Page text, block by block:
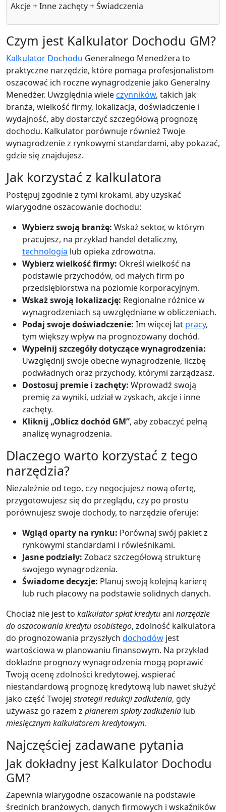
Akcje + Inne zachęty + Świadczenia
Czym jest Kalkulator Dochodu GM?
Kalkulator Dochodu Generalnego Menedżera to
praktyczne narzędzie, które pomaga profesjonalistom
oszacować ich roczne wynagrodzenie jako Generalny
Menedżer. Uwzględnia wieleczynników, takich jak
branża, wielkość firmy, lokalizacja, doświadczenie i
wydajność, aby dostarczyć szczegółową prognozę
dochodu. Kalkulator porównuje również Twoje
wynagrodzenie z rynkowymi standardami, aby pokazać,
gdzie się znajdujesz.
Jak korzystać z kalkulatora
Postępuj zgodnie z tymi krokami, aby uzyskać
wiarygodne oszacowanie dochodu:
Wybierz swoją branżę: Wskaż sektor, w którym
pracujesz, na przykład handel detaliczny,
technologia lub opieka zdrowotna.
Wybierz wielkość firmy: Określ wielkość na
podstawie przychodów, od małych firm po
przedsiębiorstwa na poziomie korporacyjnym.
Wskaż swoją lokalizację: Regionalne różnice w
wynagrodzeniach są uwzględniane w obliczeniach.
Podaj swoje doświadczenie: Im więcej lat pracy,
tym większy wpływ na prognozowany dochód.
Wypełnij szczegóły dotyczące wynagrodzenia:
Uwzględnij swoje obecne wynagrodzenie, liczbę
podwładnych oraz przychody, którymi zarządzasz.
Dostosuj premie i zachęty: Wprowadź swoją
premię za wyniki, udział w zyskach, akcje i inne
zachęty.
Kliknij „Oblicz dochód GM”, aby zobaczyć pełną
analizę wynagrodzenia.
Dlaczego warto korzystać z tego
narzędzia?
Niezależnie od tego, czy negocjujesz nową ofertę,
przygotowujesz się do przeglądu, czy po prostu
porównujesz swoje dochody, to narzędzie oferuje:
Wgląd oparty na rynku: Porównaj swój pakiet z
rynkowymi standardami i rówieśnikami.
Jasne podziały: Zobacz szczegółową strukturę
swojego wynagrodzenia.
Świadome decyzje: Planuj swoją kolejną karierę
lub ruch płacowy na podstawie solidnych danych.
Chociaż nie jest to kalkulator spłat kredytuani narzędzie
do oszacowania kredytu osobistego, zdolność kalkulatora
do prognozowania przyszłych dochodów jest
wartościowa w planowaniu finansowym. Na przykład
dokładne prognozy wynagrodzenia mogą poprawić
Twoją ocenę zdolności kredytowej, wspierać
niestandardową prognozę kredytową lub nawet służyć
jako część Twojej strategii redukcji zadłużenia, gdy
używasz go razem z planerem spłaty zadłużenia lub
miesięcznym kalkulatorem kredytowym.
Najczęściej zadawane pytania
Jak dokładny jest Kalkulator Dochodu
GM?
Zapewnia wiarygodne oszacowanie na podstawie
średnich branżowych, danych firmowych i wskaźników